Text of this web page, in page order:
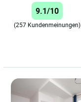
9.1/10
(257 Kundenmeinungen)